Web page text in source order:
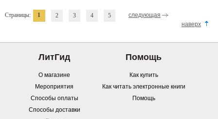
Страницы: 1 2 3 4 5
следующая
наверх
ЛитГид
О магазине
Мероприятия
Способы оплаты
Способы доставки
Помощь
Как купить
Как читать электронные книги
Помощь